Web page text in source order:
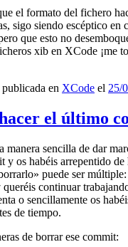
el formato del fichero
sigo siendo escéptico en
que esto no
xib en XCode ¡me
en XCode el 25/
el último
manera sencilla de dar
y os habéis arrepentido
puede ser
queréis continuar
o sencillamente os
de tiempo.
de borrar ese commit: